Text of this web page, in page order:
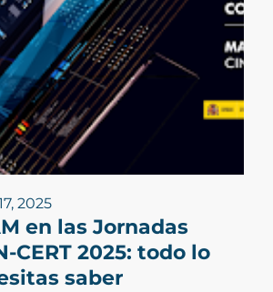
2025
en las Jornadas
CERT 2025: todo lo
saber